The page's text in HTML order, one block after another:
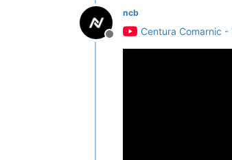
Deconectat
ncb
Centura Comarnic -